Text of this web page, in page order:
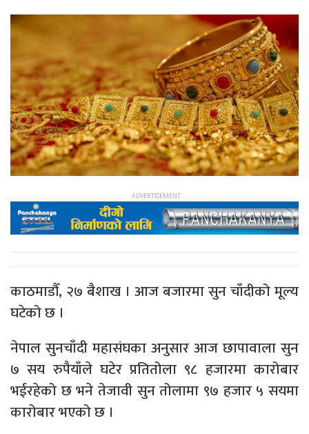
काठमाडौँ, २७ बैशाख । आज बजारमा सुन चाँदीको मूल्य
घटेको छ ।
नेपाल सुनचाँदी महासंघका अनुसार आज छापावाला सुन
७ सय रुपैयाँले घटेर प्रतितोला ९८ हजारमा कारोबार
भईरहेको छ भने तेजावी सुन तोलामा ९७ हजार ५ सयमा
कारोबार भएको छ ।